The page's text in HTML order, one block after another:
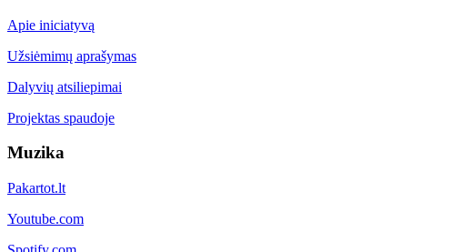
Apie iniciatyvą
Užsiėmimų aprašymas
Dalyvių atsiliepimai
Projektas spaudoje
Muzika
Pakartot.lt
Youtube.com